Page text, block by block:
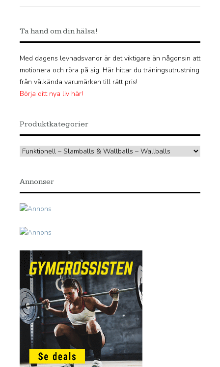
Ta hand om din hälsa!
Med dagens levnadsvanor är det viktigare än någonsin att
motionera och röra på sig. Här hittar du träningsutrustning
från välkända varumärken till rätt pris!
Börja ditt nya liv här!
Produktkategorier
Annonser